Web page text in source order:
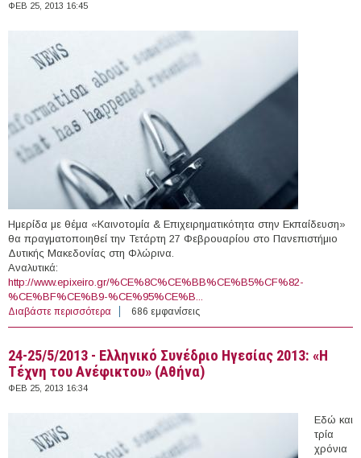
ΦΕΒ 25, 2013 16:45
Ημερίδα με θέμα «Καινοτομία & Επιχειρηματικότητα στην Εκπαίδευση»
θα πραγματοποιηθεί την Τετάρτη 27 Φεβρουαρίου στο Πανεπιστήμιο
Δυτικής Μακεδονίας στη Φλώρινα.
Αναλυτικά:
http://www.epixeiro.gr/%CE%8C%CE%BB%CE%B5%CF%82-
%CE%BF%CE%B9-%CE%95%CE%B...
Διαβάστε περισσότερα για 27/2/2013 - Ημερίδα με θέμα «Καινοτομία &
Επιχειρηματικότητα στην Εκπαίδευση» στο
686 εμφανίσεις
24-25/5/2013 - Ελληνικό Συνέδριο Ηγεσίας 2013: «Η
Τέχνη του Ανέφικτου» (Αθήνα)
ΦΕΒ 25, 2013 16:34
Εδώ και
τρία
χρόνια